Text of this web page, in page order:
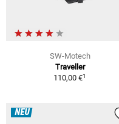
SW-Motech
Traveller
110,00 €1
NEU